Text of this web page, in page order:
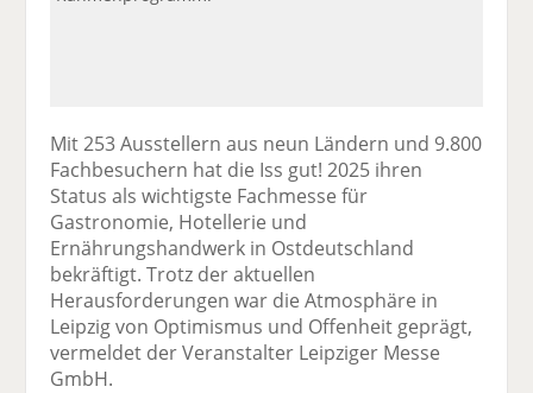
Mit 253 Ausstellern aus neun Ländern und 9.800
Fachbesuchern hat die Iss gut! 2025 ihren
Status als wichtigste Fachmesse für
Gastronomie, Hotellerie und
Ernährungshandwerk in Ostdeutschland
bekräftigt. Trotz der aktuellen
Herausforderungen war die Atmosphäre in
Leipzig von Optimismus und Offenheit geprägt,
vermeldet der Veranstalter Leipziger Messe
GmbH.